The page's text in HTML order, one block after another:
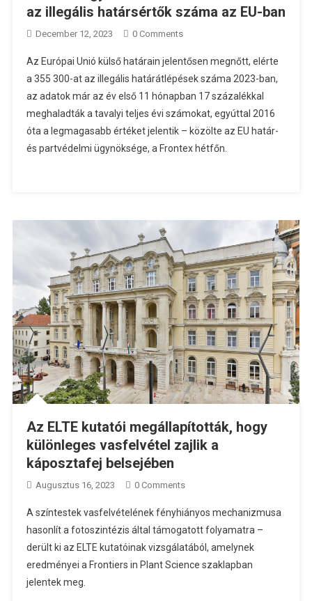
az illegális határsértők száma az EU-ban
December 12, 2023 0 Comments
Az Európai Unió külső határain jelentősen megnőtt, elérte
a 355 300-at az illegális határátlépések száma 2023-ban,
az adatok már az év első 11 hónapban 17 százalékkal
meghaladták a tavalyi teljes évi számokat, egyúttal 2016
óta a legmagasabb értéket jelentik – közölte az EU határ-
és partvédelmi ügynöksége, a Frontex hétfőn.
Az ELTE kutatói megállapították, hogy
különleges vasfelvétel zajlik a
káposztafej belsejében
Augusztus 16, 2023 0 Comments
A színtestek vasfelvételének fényhiányos mechanizmusa
hasonlít a fotoszintézis által támogatott folyamatra –
derült ki az ELTE kutatóinak vizsgálatából, amelynek
eredményei a Frontiers in Plant Science szaklapban
jelentek meg.